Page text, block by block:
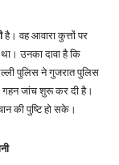
है। वह आवारा कुत्तों पर
उनका दावा है कि
पुलिस ने गुजरात पुलिस
गहन जांच शुरू कर दी है।
की पुष्टि हो सके।